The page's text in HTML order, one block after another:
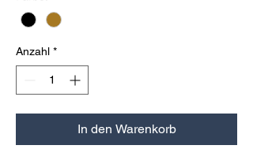
Anzahl *
In den Warenkorb